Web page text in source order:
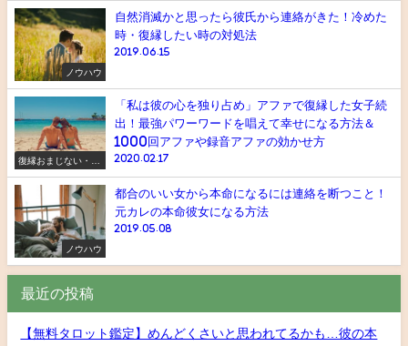
ノウハウ
自然消滅かと思ったら彼氏から連絡がきた！冷めた
時・復縁したい時の対処法
2019.06.15
復縁おまじない・ス
ピリチュアル
「私は彼の心を独り占め」アファで復縁した女子続
出！最強パワーワードを唱えて幸せになる方法＆
1000回アファや録音アファの効かせ方
2020.02.17
ノウハウ
都合のいい女から本命になるには連絡を断つこと！
元カレの本命彼女になる方法
2019.05.08
最近の投稿
【無料タロット鑑定】めんどくさいと思われてるかも…彼の本